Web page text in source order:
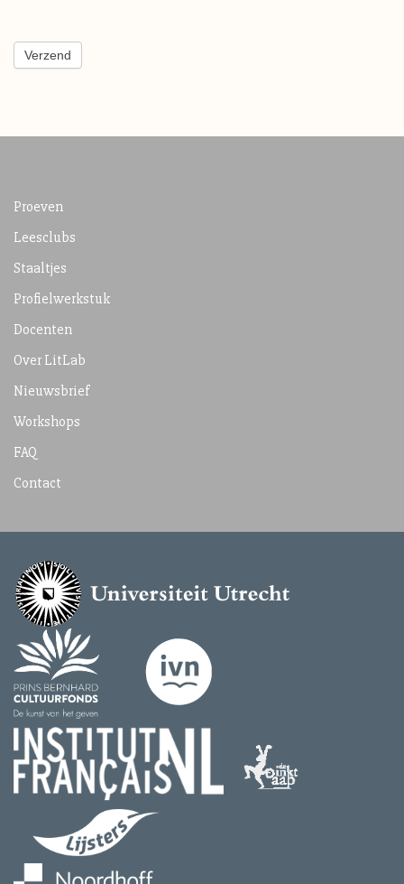
Verzend
Proeven
Leesclubs
Staaltjes
Profielwerkstuk
Docenten
Over LitLab
Nieuwsbrief
Workshops
FAQ
Contact